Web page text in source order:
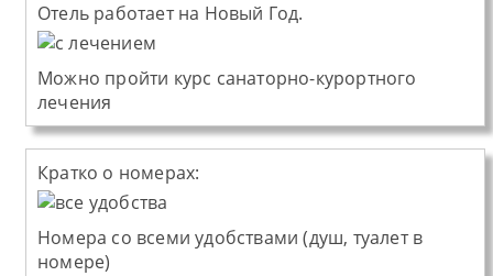
Отель работает на Новый Год.
Можно пройти курс санаторно-курортного
лечения
Кратко о номерах:
Номера со всеми удобствами (душ, туалет в
номере)